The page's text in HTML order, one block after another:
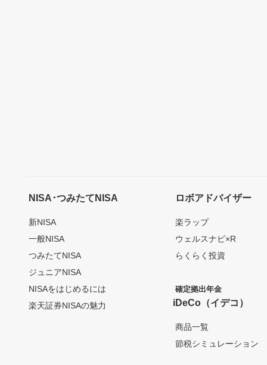
NISA･つみたてNISA
新NISA
一般NISA
つみたてNISA
ジュニアNISA
NISAをはじめるには
楽天証券NISAの魅力
ロボアドバイザー
楽ラップ
ウェルスナビ×R
らくらく投資
確定拠出年金
iDeCo（イデコ）
商品一覧
節税シミュレーション